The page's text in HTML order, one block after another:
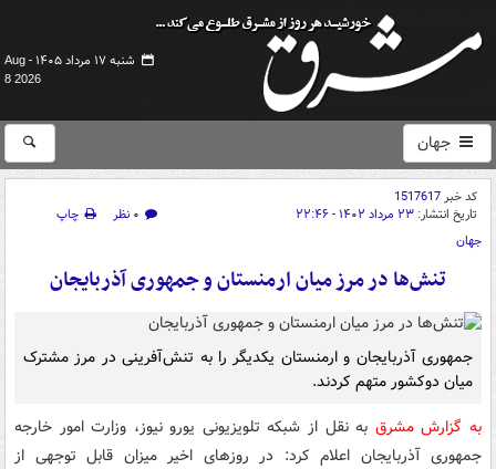
شنبه ۱۷ مرداد ۱۴۰۵ -
Aug
8 2026
جهان
کد خبر1517617
تاریخ انتشار: ۲۳ مرداد ۱۴۰۲ - ۲۲:۴۶ ۰ نظر
چاپ
جهان
تنش‌ها در مرز میان ارمنستان و جمهوری آذربایجان
جمهوری آذربایجان و ارمنستان یکدیگر را به تنش‌آفرینی در مرز مشترک
میان دوکشور متهم کردند.
به گزارش مشرق به نقل از شبکه تلویزیونی یورو نیوز، وزارت امور خارجه
جمهوری آذربایجان اعلام کرد: در روزهای اخیر میزان قابل توجهی از